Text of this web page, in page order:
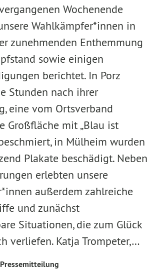
Wochenende
Wahlkämpfer*innen in
zunehmenden Enthemmung
sowie einigen
berichtet. In Porz
Stunden nach ihrer
eine vom Ortsverband
Großfläche mit „Blau ist
in Mülheim wurden
Plakate beschädigt. Neben
erlebten unsere
außerdem zahlreiche
und zunächst
Situationen, die zum Glück
verliefen. Katja Trompeter,…
Pressemitteilung